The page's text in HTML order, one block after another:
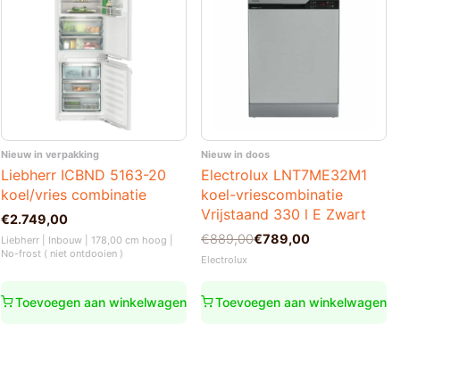
Nieuw in verpakking
Liebherr ICBND 5163-20
koel/vries combinatie
€2.749,00
Liebherr | Inbouw | 178,00 cm hoog |
No-frost ( niet ontdooien )
Toevoegen aan winkelwagen
Nieuw in doos
Electrolux LNT7ME32M1
koel-vriescombinatie
Vrijstaand 330 l E Zwart
€889,00
Oorspronkelijke
prijs
€789,00
Huidige
prijs
Electrolux
Toevoegen aan winkelwagen